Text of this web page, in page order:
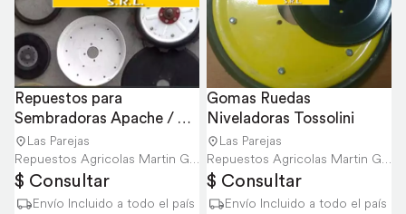
Repuestos para
Sembradoras Apache /
Envios
Las Parejas
Repuestos Agricolas Martin Gorr S.R.L.
$ Consultar
Envío Incluido a todo el país
Gomas Ruedas
Niveladoras Tossolini
Las Parejas
Repuestos Agricolas Martin Gorr S.R.L.
$ Consultar
Envío Incluido a todo el país